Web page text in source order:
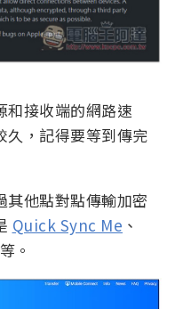
和接收端的網路速
久，記得要等到傳完
其他點對點傳輸加密
Quick Sync Me 、
。